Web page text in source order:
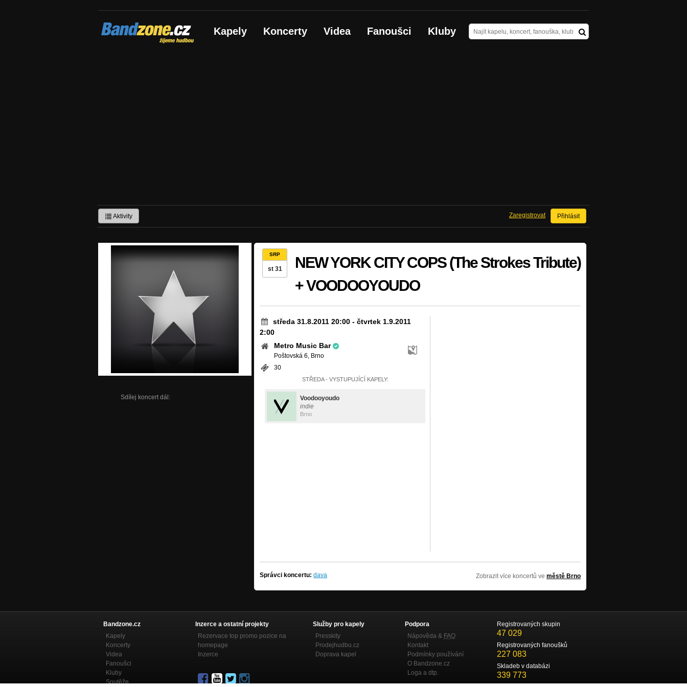
Bandzone.cz
žijeme hudbou Kapely Koncerty Videa Fanoušci Kluby
Aktivity Přihlásit
Zaregistrovat
Sdílej koncert dál:
SRP
st 31
NEW YORK CITY COPS (The Strokes Tribute)
+ VOODOOYOUDO
středa 31.8.2011 20:00 - čtvrtek 1.9.2011
2:00
Metro Music Bar
Poštovská 6, Brno
30
STŘEDA - VYSTUPUJÍCÍ KAPELY:
Voodooyoudo
indie
Brno
Správci koncertu: dava Zobrazit více koncertů ve městě Brno
Bandzone.cz
Kapely
Koncerty
Videa
Fanoušci
Kluby
Soutěže
Inzerce a ostatní projekty
Rezervace top promo pozice na
homepage
Inzerce
Služby pro kapely
Presskity
Prodejhudbu.cz
Doprava kapel
Podpora
Nápověda & FAQ
Kontakt
Podmínky používání
O Bandzone.cz
Loga a dtp.
Registrovaných skupin
47 029
Registrovaných fanoušků
227 083
Skladeb v databázi
339 773